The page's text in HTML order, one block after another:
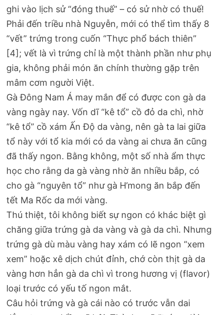
ghi vào lịch sử “đóng thuế” – có sử nhờ có thuế!
Phải đến triều nhà Nguyễn, mới có thể tìm thấy 8
“vết” trứng trong cuốn “Thực phổ bách thiên”
[4]; vết là vì trứng chỉ là một thành phần như phụ
gia, không phải món ăn chính thường gặp trên
mâm cơm người Việt.
Gà Đông Nam Á may mắn để có được con gà da
vàng ngày nay. Vốn dĩ “kê tổ” cồ đỏ da chì, nhờ
“kê tổ” cồ xám Ấn Độ da vàng, nên gà ta lai giữa
tổ này với tổ kia mới có da vàng ai chưa ăn cũng
đã thấy ngon. Bằng không, một số nhà ẩm thực
học cho rằng da gà vàng nhờ ăn nhiều bắp, có
cho gà “nguyên tổ” như gà H’mong ăn bắp đến
tết Ma Rốc da mới vàng.
Thú thiệt, tôi không biết sự ngon có khác biệt gì
chăng giữa trứng gà da vàng và gà da chì. Nhưng
trứng gà dù màu vàng hay xám có lẽ ngon “xem
xem” hoặc xê dịch chút đỉnh, chớ còn thịt gà da
vàng hơn hẳn gà da chì vì trong hương vị (flavor)
loại trước có yếu tố ngon mắt.
Câu hỏi trứng và gà cái nào có trước vẫn dai